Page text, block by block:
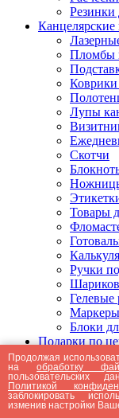
Резинки
Пломбы
Коврики
Лупы
Скотчи
Товары
Ручки
Гелевые
Маркеры
Блоки
Подарки по
Подарки
Подарки
Подарки
Подарки
Подарки
Продолжая
наобработку
пользовательских
Политикой
заблокировать
изменив настройки